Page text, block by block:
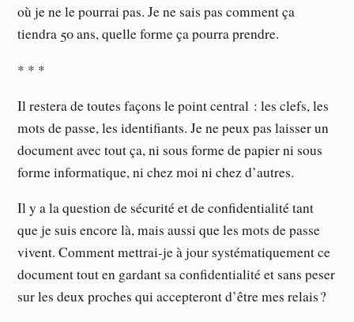
où je ne le pourrai pas. Je ne sais pas comment ça
tiendra 50 ans, quelle forme ça pourra prendre.
* * *
Il restera de toutes façons le point central : les clefs, les
mots de passe, les identifiants. Je ne peux pas laisser un
document avec tout ça, ni sous forme de papier ni sous
forme informatique, ni chez moi ni chez d’autres.
Il y a la question de sécurité et de confidentialité tant
que je suis encore là, mais aussi que les mots de passe
vivent. Comment mettrai-je à jour systématiquement ce
document tout en gardant sa confidentialité et sans peser
sur les deux proches qui accepteront d’être mes relais ?